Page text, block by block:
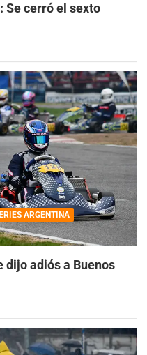
Se cerró el sexto
ARGENTINA
dijo adiós a Buenos